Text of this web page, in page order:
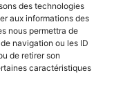
des technologies
aux informations des
nous permettra de
navigation ou les ID
de retirer son
caractéristiques